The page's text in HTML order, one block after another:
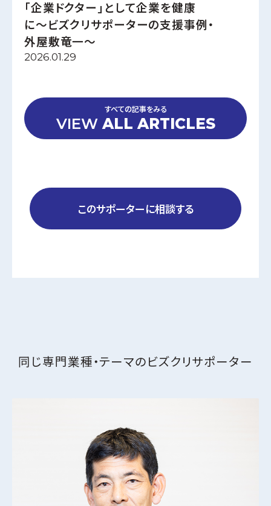
「企業ドクター」として企業を健康
に〜ビズクリサポーターの支援事例・
外屋敷竜一〜
2026.01.29
すべての記事をみる
VIEWALL ARTICLES
このサポーターに相談する
同じ専門業種・テーマの ビズクリサポーター